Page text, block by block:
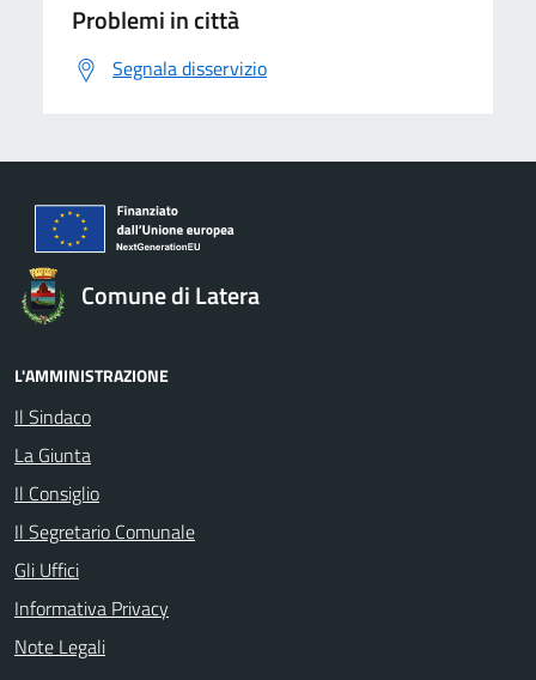
Problemi in città
Segnala disservizio
Comune di Latera
L'AMMINISTRAZIONE
Il Sindaco
La Giunta
Il Consiglio
Il Segretario Comunale
Gli Uffici
Informativa Privacy
Note Legali